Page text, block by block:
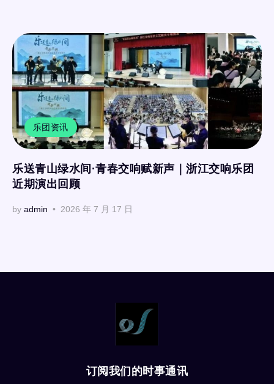
乐团资讯
乐送青山绿水间·青春交响赋新声｜浙江交响乐团
近期演出回顾
by admin 2026 年 7 月 17 日
订阅我们的时事通讯